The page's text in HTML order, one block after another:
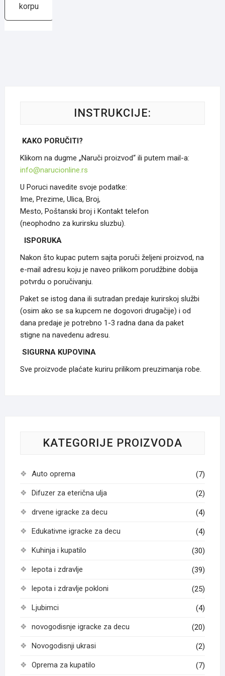
Unikatnih
Oblika
количина
korpu
INSTRUKCIJE:
KAKO PORUČITI?
Klikom na dugme „Naruči proizvod“ ili putem mail-a:
info@narucionline.rs
U Poruci navedite svoje podatke:
Ime, Prezime, Ulica, Broj,
Mesto, Poštanski broj i Kontakt telefon
(neophodno za kurirsku sluzbu).
ISPORUKA
Nakon što kupac putem sajta poruči željeni proizvod, na
e-mail adresu koju je naveo prilikom porudžbine dobija
potvrdu o poručivanju.
Paket se istog dana ili sutradan predaje kurirskoj službi
(osim ako se sa kupcem ne dogovori drugačije) i od
dana predaje je potrebno 1-3 radna dana da paket
stigne na navedenu adresu.
SIGURNA KUPOVINA
Sve proizvode plaćate kuriru prilikom preuzimanja robe.
KATEGORIJE PROIZVODA
Auto oprema (7)
Difuzer za eterična ulja (2)
drvene igracke za decu (4)
Edukativne igracke za decu (4)
Kuhinja i kupatilo (30)
lepota i zdravlje (39)
lepota i zdravlje pokloni (25)
Ljubimci (4)
novogodisnje igracke za decu (20)
Novogodisnji ukrasi (2)
Oprema za kupatilo (7)